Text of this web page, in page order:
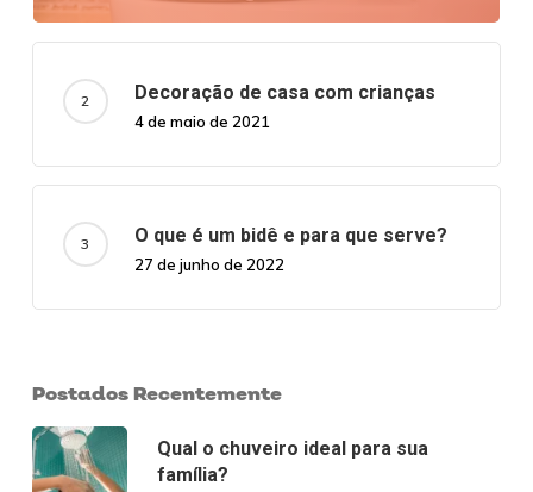
Decoração de casa com crianças
4 de maio de 2021
O que é um bidê e para que serve?
27 de junho de 2022
Postados Recentemente
Qual o chuveiro ideal para sua
família?